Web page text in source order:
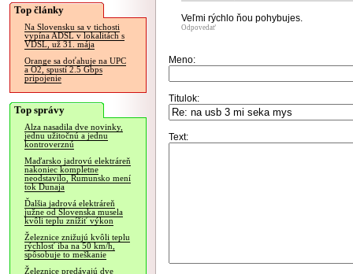
Top články
Na Slovensku sa v tichosti
vypína ADSL v lokalitách s
VDSL, už 31. mája
Orange sa doťahuje na UPC
a O2, spustí 2.5 Gbps
pripojenie
Top správy
Alza nasadila dve novinky,
jednu užitočnú a jednu
kontroverznú
Maďarsko jadrovú elektráreň
nakoniec kompletne
neodstavilo, Rumunsko mení
tok Dunaja
Ďalšia jadrová elektráreň
južne od Slovenska musela
kvôli teplu znížiť výkon
Železnice znižujú kvôli teplu
rýchlosť iba na 50 km/h,
spôsobuje to meškanie
Železnice predávajú dve
Veľmi rýchlo ňou pohybujes.
Odpovedať
Meno:
Titulok:
Text: